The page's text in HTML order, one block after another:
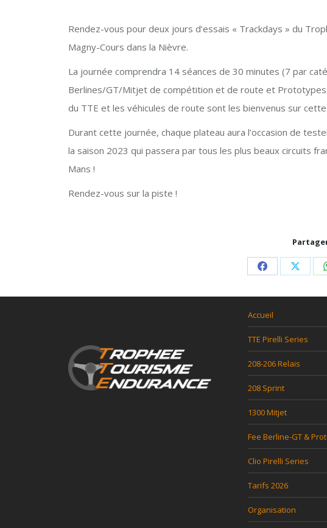
Rendez-vous pour deux jours d’essais « Trackdays » du
Magny-Cours dans la Nièvre.
La journée comprendra 14 séances de 30 minutes (7 par
Berlines/GT/Mitjet de compétition et de route et
du TTE et les véhicules de route sont les bienvenus sur
Durant cette journée, chaque plateau aura l’occasion de
la saison 2023 qui passera par tous les plus beaux circuits
Mans !
Rendez-vous sur la piste !
Share
on
Facebook
Share
on
Accueil
TTE Pirelli Series
208-206 Relais
208 Sprint
1300 Mitjet
Fee Berline-GT &
Clio Pirelli Series
Tarifs 2026
Organisation